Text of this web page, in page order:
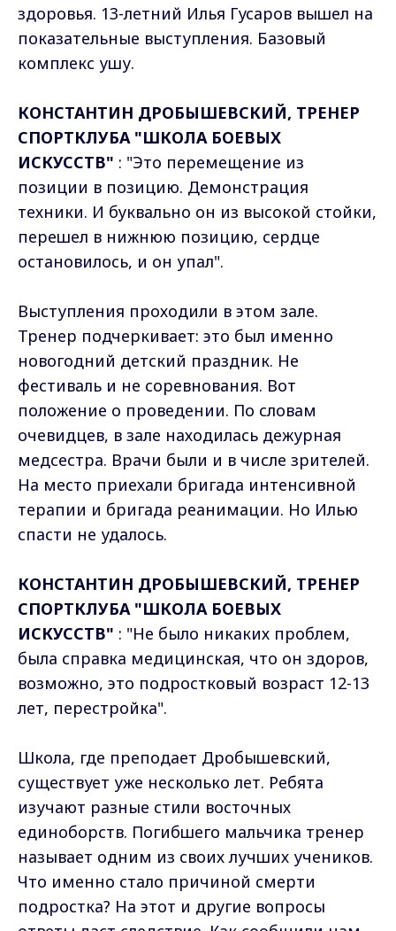
здоровья. 13-летний Илья Гусаров вышел на
показательные выступления. Базовый
комплекс ушу.
КОНСТАНТИН ДРОБЫШЕВСКИЙ, ТРЕНЕР
СПОРТКЛУБА "ШКОЛА БОЕВЫХ
ИСКУССТВ" : "Это перемещение из
позиции в позицию. Демонстрация
техники. И буквально он из высокой стойки,
перешел в нижнюю позицию, сердце
остановилось, и он упал".
Выступления проходили в этом зале.
Тренер подчеркивает: это был именно
новогодний детский праздник. Не
фестиваль и не соревнования. Вот
положение о проведении. По словам
очевидцев, в зале находилась дежурная
медсестра. Врачи были и в числе зрителей.
На место приехали бригада интенсивной
терапии и бригада реанимации. Но Илью
спасти не удалось.
КОНСТАНТИН ДРОБЫШЕВСКИЙ, ТРЕНЕР
СПОРТКЛУБА "ШКОЛА БОЕВЫХ
ИСКУССТВ" : "Не было никаких проблем,
была справка медицинская, что он здоров,
возможно, это подростковый возраст 12-13
лет, перестройка".
Школа, где преподает Дробышевский,
существует уже несколько лет. Ребята
изучают разные стили восточных
единоборств. Погибшего мальчика тренер
называет одним из своих лучших учеников.
Что именно стало причиной смерти
подростка? На этот и другие вопросы